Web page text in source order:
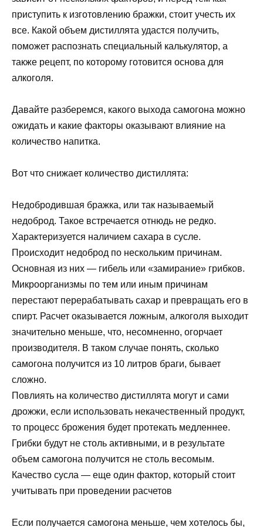
приступить к изготовлению бражки, стоит учесть их
все. Какой объем дистиллята удастся получить,
поможет распознать специальный калькулятор, а
также рецепт, по которому готовится основа для
алкоголя.
Давайте разберемся, какого выхода самогона можно
ожидать и какие факторы оказывают влияние на
количество напитка.
Вот что снижает количество дистиллята:
Недобродившая бражка, или так называемый
недоброд. Такое встречается отнюдь не редко.
Характеризуется наличием сахара в сусле.
Происходит недоброд по нескольким причинам.
Основная из них — гибель или «замирание» грибков.
Микроорганизмы по тем или иным причинам
перестают перерабатывать сахар и превращать его в
спирт. Расчет оказывается ложным, алкоголя выходит
значительно меньше, что, несомненно, огорчает
производителя. В таком случае понять, сколько
самогона получится из 10 литров браги, бывает
сложно.
Повлиять на количество дистиллята могут и сами
дрожжи, если использовать некачественный продукт,
то процесс брожения будет протекать медленнее.
Грибки будут не столь активными, и в результате
объем самогона получится не столь весомым.
Качество сусла — еще один фактор, который стоит
учитывать при проведении расчетов
Если получается самогона меньше, чем хотелось бы,